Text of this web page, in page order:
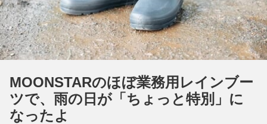
MOONSTARのほぼ業務用レインブー
ツで、雨の日が「ちょっと特別」に
なったよ